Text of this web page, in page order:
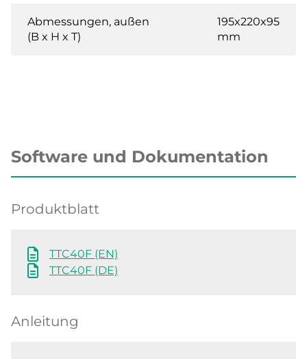
Abmessungen, außen
(B x H x T)
195x220x95
mm
Software und Dokumentation
Produktblatt
TTC40F (EN)
TTC40F (DE)
Anleitung